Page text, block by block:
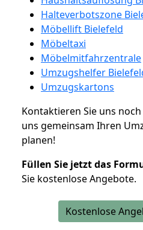
Halteverbotszone
Möbellift Bielefeld
Möbeltaxi
Möbelmitfahrzentrale
Umzugshelfer
Umzugskartons
Kontaktieren Sie uns
uns gemeinsam Ihren
planen!
Füllen Sie jetzt das
Sie kostenlose Angebote.
Kostenlose